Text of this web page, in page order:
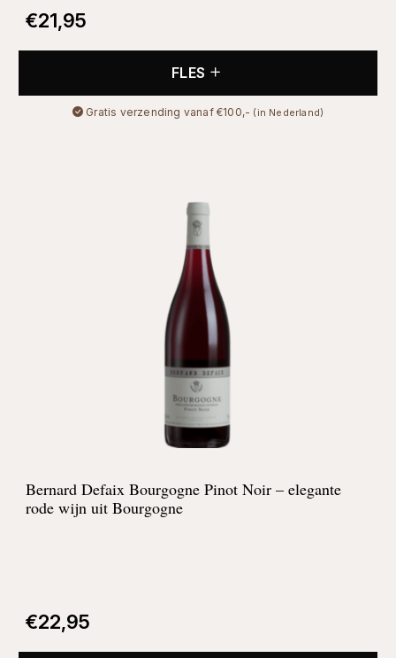
€21,95
FLES
Gratis verzending vanaf €100,- (in Nederland)
Bernard Defaix Bourgogne Pinot Noir – elegante
rode wijn uit Bourgogne
€22,95